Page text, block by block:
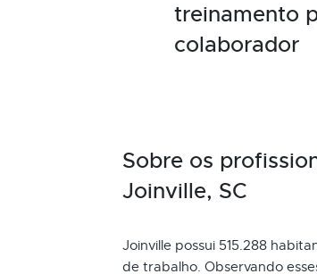
treinamento
colaborador
Sobre os
Joinville, SC
Joinville possui 515.288
de trabalho. Observando